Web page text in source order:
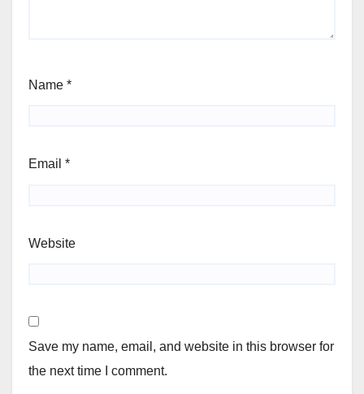
Name *
Email *
Website
Save my name, email, and website in this browser for
the next time I comment.